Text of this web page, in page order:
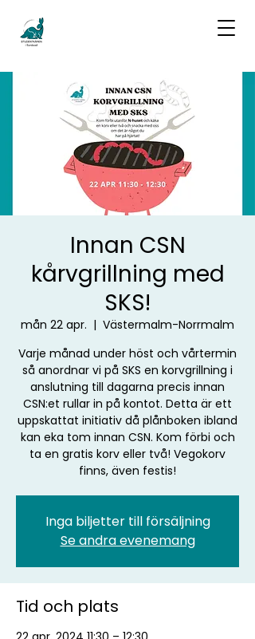
Innan CSN
kårvgrillning med
SKS!
mån 22 apr.
  |
Västermalm-Norrmalm
Varje månad under höst och vårtermin
så anordnar vi på SKS en korvgrillning i
anslutning till dagarna precis innan
CSN:et rullar in på kontot. Detta är ett
uppskattat initiativ då plånboken ibland
kan eka tom innan CSN. Kom förbi och
ta en gratis korv eller två! Vegokorv
finns, även festis!
Inga biljetter till försäljning
Se andra evenemang
Tid och plats